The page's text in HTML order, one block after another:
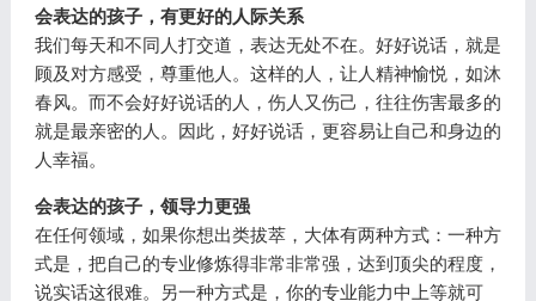
会表达的孩子，有更好的人际关系
我们每天和不同人打交道，表达无处不在。好好说话，就是
顾及对方感受，尊重他人。这样的人，让人精神愉悦，如沐
春风。而不会好好说话的人，伤人又伤己，往往伤害最多的
就是最亲密的人。因此，好好说话，更容易让自己和身边的
人幸福。
会表达的孩子，领导力更强
在任何领域，如果你想出类拔萃，大体有两种方式：一种方
式是，把自己的专业修炼得非常非常强，达到顶尖的程度，
说实话这很难。另一种方式是，你的专业能力中上等就可